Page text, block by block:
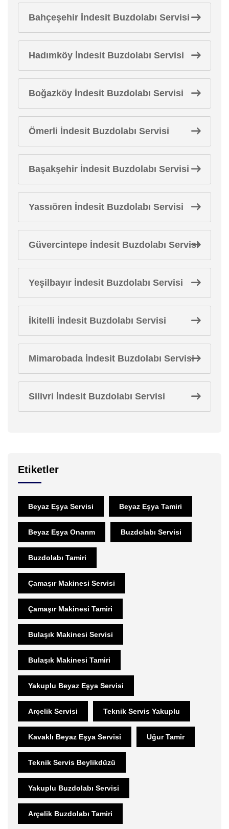
Bahçeşehir İndesit Buzdolabı Servisi
Hadımköy İndesit Buzdolabı Servisi
Boğazköy İndesit Buzdolabı Servisi
Ömerli İndesit Buzdolabı Servisi
Başakşehir İndesit Buzdolabı Servisi
Yassıören İndesit Buzdolabı Servisi
Güvercintepe İndesit Buzdolabı Servisi
Yeşilbayır İndesit Buzdolabı Servisi
İkitelli İndesit Buzdolabı Servisi
Mimarobada İndesit Buzdolabı Servisi
Silivri İndesit Buzdolabı Servisi
Etiketler
Beyaz Eşya Servisi Beyaz Eşya Tamiri
Beyaz Eşya Onarım Buzdolabı Servisi
Buzdolabı Tamiri
Çamaşır Makinesi Servisi
Çamaşır Makinesi Tamiri
Bulaşık Makinesi Servisi
Bulaşık Makinesi Tamiri
Yakuplu Beyaz Eşya Servisi
Arçelik Servisi Teknik Servis Yakuplu
Kavaklı Beyaz Eşya Servisi Uğur Tamir
Teknik Servis Beylikdüzü
Yakuplu Buzdolabı Servisi
Arçelik Buzdolabı Tamiri